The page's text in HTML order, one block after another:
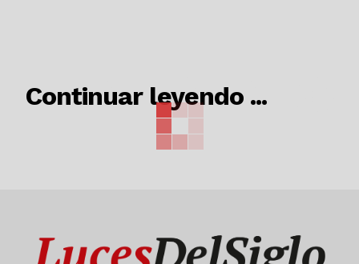
Continuar leyendo ...
RELACIONADO